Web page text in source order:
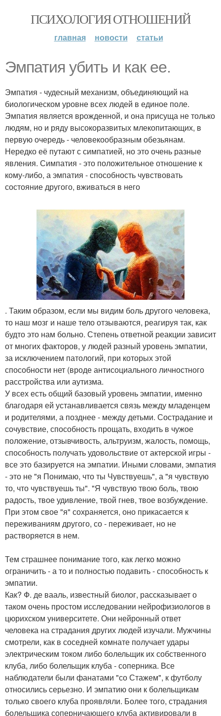
ПСИХОЛОГИЯ ОТНОШЕНИЙ
главная новости статьи
Эмпатия убить и как ее.
Эмпатия - чудесный механизм, объединяющий на
биологическом уровне всех людей в единое поле.
Эмпатия является врожденной, и она присуща не только
людям, но и ряду высокоразвитых млекопитающих, в
первую очередь - человекообразным обезьянам.
Нередко её путают с симпатией, но это очень разные
явления. Симпатия - это положительное отношение к
кому-либо, а эмпатия - способность чувствовать
состояние другого, вживаться в него
. Таким образом, если мы видим боль другого человека,
то наш мозг и наше тело отзываются, реагируя так, как
будто это нам больно. Степень ответной реакции зависит
от многих факторов, у людей разный уровень эмпатии,
за исключением патологий, при которых этой
способности нет (вроде антисоциального личностного
расстройства или аутизма.
У всех есть общий базовый уровень эмпатии, именно
благодаря ей устанавливается связь между младенцем
и родителями, а позднее - между детьми. Сострадание и
сочувствие, способность прощать, входить в чужое
положение, отзывчивость, альтруизм, жалость, помощь,
способность получать удовольствие от актерской игры -
все это базируется на эмпатии. Иными словами, эмпатия
- это не "я Понимаю, что ты Чувствуешь", а "я чувствую
то, что чувствуешь ты". "Я чувствую твою боль, твою
радость, твое удивление, твой гнев, твое возбуждение.
При этом свое "я" сохраняется, оно прикасается к
переживаниям другого, со - переживает, но не
растворяется в нем.
Тем страшнее понимание того, как легко можно
ограничить - а то и полностью подавить - способность к
эмпатии.
Как? Ф. де вааль, известный биолог, рассказывает о
таком очень простом исследовании нейрофизиологов в
цюрихском университете. Они нейронный ответ
человека на страдания других людей изучали. Мужчины
смотрели, как в соседней комнате получает удары
электрическим током либо болельщик их собственного
клуба, либо болельщик клуба - соперника. Все
наблюдатели были фанатами "со Стажем", к футболу
относились серьезно. И эмпатию они к болельщикам
только своего клуба проявляли. Более того, страдания
болельщика соперничающего клуба активировали в